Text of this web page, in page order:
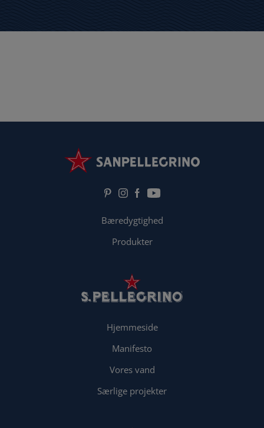
Bæredygtighed
Produkter
Hjemmeside
Manifesto
Vores vand
Særlige projekter